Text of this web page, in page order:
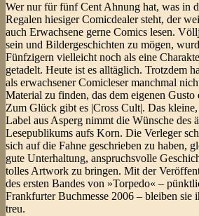
Wer nur für fünf Cent Ahnung hat, was in
Regalen hiesiger Comicdealer steht, der
auch Erwachsene gerne Comics lesen.
sein und Bildergeschichten zu mögen,
Fünfzigern vielleicht noch als eine
getadelt. Heute ist es alltäglich. Trotzdem
als erwachsener Comicleser manchmal
Material zu finden, das dem eigenen Gusto
Zum Glück gibt es |Cross Cult|. Das
Label aus Asperg nimmt die Wünsche des
Lesepublikums aufs Korn. Die Verleger
sich auf die Fahne geschrieben zu haben,
gute Unterhaltung, anspruchsvolle
tolles Artwork zu bringen. Mit der
des ersten Bandes von »Torpedo« –
Frankfurter Buchmesse 2006 – bleiben sie
treu.